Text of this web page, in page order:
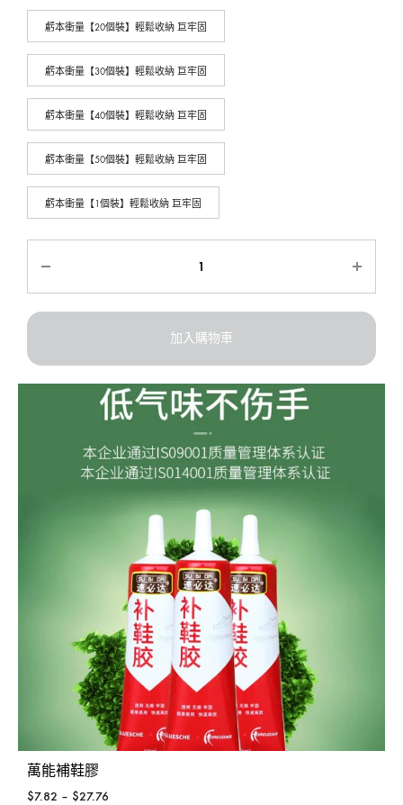
虧本衝量【20個裝】輕鬆收納 巨牢固
虧本衝量【30個裝】輕鬆收納 巨牢固
虧本衝量【40個裝】輕鬆收納 巨牢固
虧本衝量【50個裝】輕鬆收納 巨牢固
虧本衝量【1個裝】輕鬆收納 巨牢固
加入購物車
萬能補鞋膠
$7.82 – $27.76